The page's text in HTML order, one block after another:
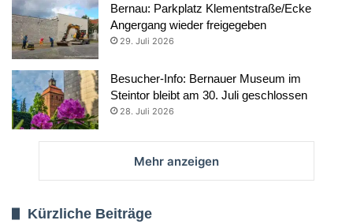
Bernau: Parkplatz Klementstraße/Ecke
Angergang wieder freigegeben
29. Juli 2026
Besucher-Info: Bernauer Museum im
Steintor bleibt am 30. Juli geschlossen
28. Juli 2026
Mehr anzeigen
Kürzliche Beiträge